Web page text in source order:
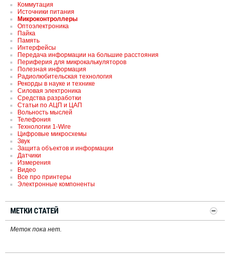
Коммутация
Источники питания
Микроконтроллеры
Оптоэлектроника
Пайка
Память
Интерфейсы
Передача информации на большие расстояния
Периферия для микрокалькуляторов
Полезная информация
Радиолюбительская технология
Рекорды в науке и технике
Силовая электроника
Средства разработки
Статьи по АЦП и ЦАП
Вольность мыслей
Телефония
Технологии 1-Wire
Цифровые микросхемы
Звук
Защита объектов и информации
Датчики
Измерения
Видео
Все про принтеры
Электронные компоненты
МЕТКИ СТАТЕЙ
Меток пока нет.